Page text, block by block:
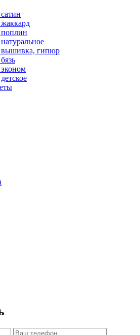
поплин
вышивка, гипюр